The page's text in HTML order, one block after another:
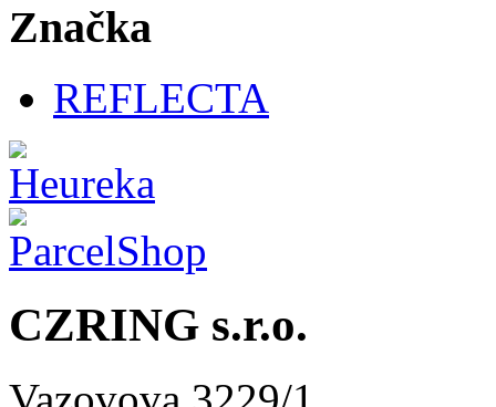
Značka
REFLECTA
CZRING s.r.o.